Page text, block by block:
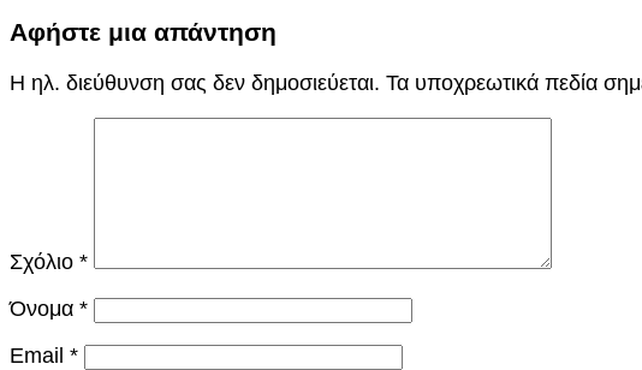
Αφήστε μια απάντηση
Η ηλ. διεύθυνση σας δεν δημοσιεύεται. Τα υποχρεωτικά πεδία
Σχόλιο *
Όνομα *
Email *